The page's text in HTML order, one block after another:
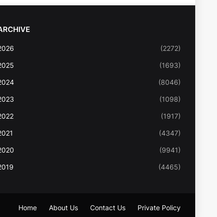
(2272)
(1693)
(8046)
(1098)
(1917)
(4347)
(9941)
(4465)
Home About Us Contact Us Private Policy